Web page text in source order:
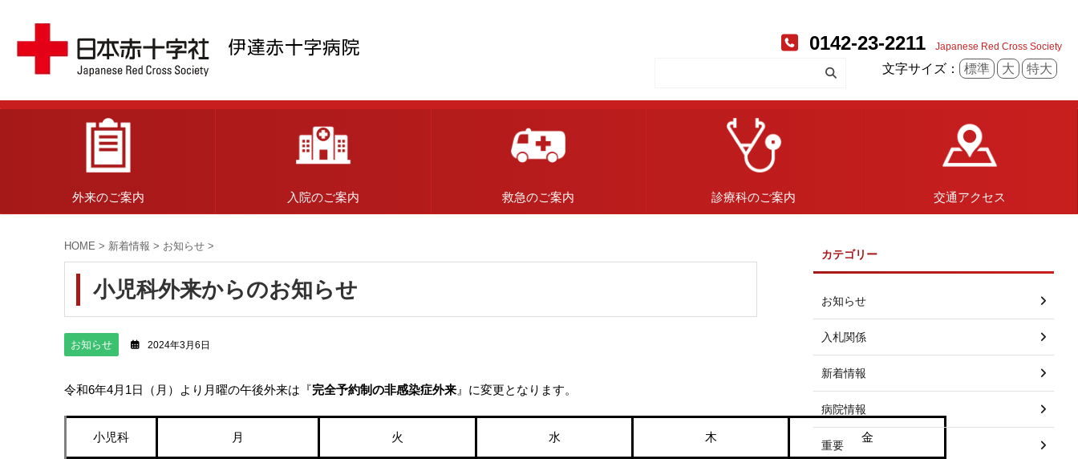
0142-23-2211 Japanese Red Cross Society
文字サイズ： 標準 大 特大
外来のご案内 入院のご案内 救急のご案内 診療科のご案内 交通アクセス
HOME > 新着情報 > お知らせ >
小児科外来からのお知らせ
お知らせ 2024年3月6日
令和6年4月1日（月）より月曜の午後外来は『完全予約制の非感染症外来 』に変更となります。
小児科 月 火 水 木 金
カテゴリー
お知らせ
入札関係
新着情報
病院情報
重要